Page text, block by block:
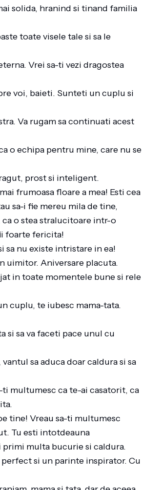
solida, hranind si tinand familia
toate visele tale si sa le
Vrei sa-ti vezi dragostea
voi, baieti. Sunteti un cuplu si
Va rugam sa continuati acest
o echipa pentru mine, care nu se
prost si inteligent.
frumoasa floare a mea! Esti cea
sa-i fie mereu mila de tine,
ca o stea stralucitoare intr-o
foarte fericita!
sa nu existe intristare in ea!
uimitor. Aniversare placuta.
in toate momentele bune si rele
cuplu, te iubesc mama-tata.
si sa va faceti pace unul cu
sa aduca doar caldura si sa
ti multumesc ca te-ai casatorit, ca
tine! Vreau sa-ti multumesc
Tu esti intotdeauna
primi multa bucurie si caldura.
si un parinte inspirator. Cu